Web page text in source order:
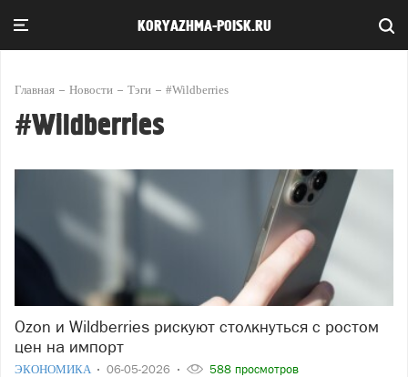
KORYAZHMA-POISK.RU
Главная Новости Тэги #Wildberries
#Wildberries
Ozon и Wildberries рискуют столкнуться с ростом
цен на импорт
ЭКОНОМИКА 06-05-2026 588 просмотров